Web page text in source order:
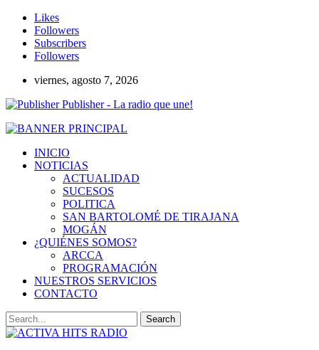
Likes
Followers
Subscribers
Followers
viernes, agosto 7, 2026
Publisher - La radio que une!
INICIO
NOTICIAS
ACTUALIDAD
SUCESOS
POLITICA
SAN BARTOLOMÉ DE TIRAJANA
MOGÁN
¿QUIÉNES SOMOS?
ARCCA
PROGRAMACIÓN
NUESTROS SERVICIOS
CONTACTO